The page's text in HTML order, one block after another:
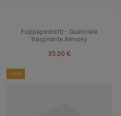
Foppapedretti - Guanciale
traspirante Armony
35,00 €
-15%